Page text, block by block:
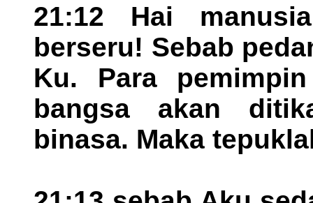
21:12 Hai
berseru! Sebab
Ku. Para
bangsa akan
binasa. Maka